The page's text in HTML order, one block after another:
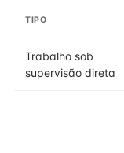
TIPO
Trabalho sob
supervisão direta